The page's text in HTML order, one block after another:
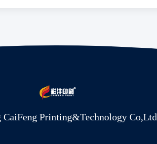
CaiFeng Printing&Technology Co,Ltd